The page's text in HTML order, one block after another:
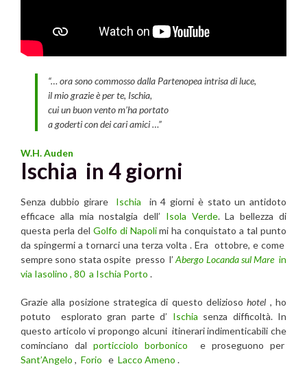
“… ora sono commosso dalla Partenopea intrisa di luce,
il mio grazie è per te, Ischia,
cui un buon vento m’ha portato
a goderti con dei cari amici …”
W.H. Auden
Ischia in 4 giorni
Senza dubbio girare Ischia in 4 giorni è stato un antidoto
efficace alla mia nostalgia dell’ Isola Verde. La bellezza di
questa perla del Golfo di Napolimi ha conquistato a tal punto
da spingermi a tornarci una terza volta . Era ottobre, e come
sempre sono stata ospite presso l’Abergo Locanda sul Mare in
via Iasolino , 80 a Ischia Porto .
Grazie alla posizione strategica di questo deliziosohotel , ho
potuto esplorato gran parte d’ Ischia senza difficoltà. In
questo articolo vi propongo alcuni itinerari indimenticabili che
cominciano dal porticciolo borbonico e proseguono per
Sant’Angelo , Forio e Lacco Ameno .